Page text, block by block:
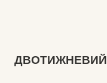
ДВОТИЖНЕВИЙ